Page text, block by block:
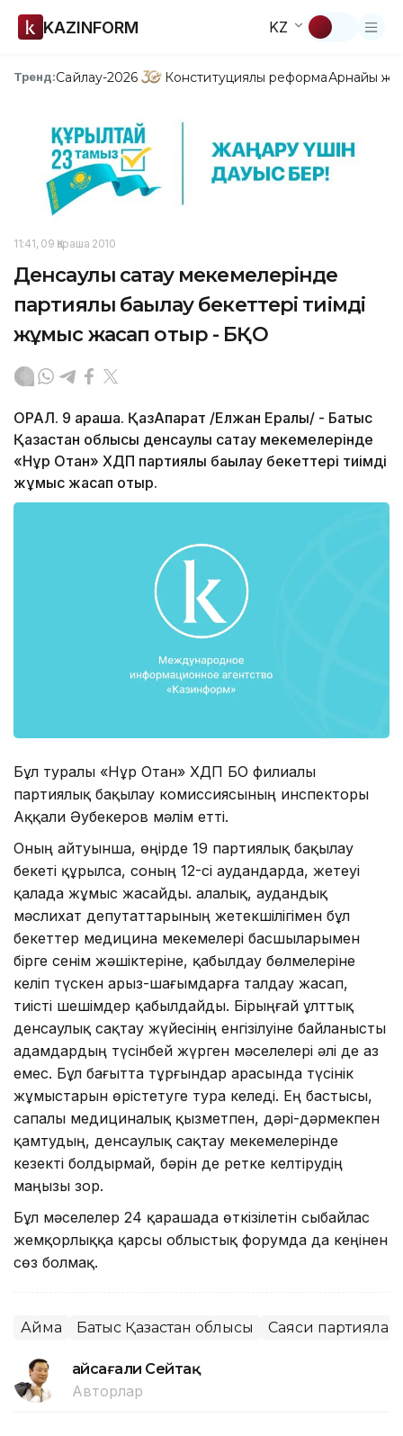
KAZINFORM KZ
Тренд:Сайлау-2026 Конституциялық реформаАрнайы
11:41, 09 Қараша 2010
Денсаулық сақтау мекемелерінде
партиялық бақылау бекеттері тиімді
жұмыс жасап отыр - БҚО
ОРАЛ. 9 қараша. ҚазАқпарат /Елжан Ералы/ - Батыс
Қазақстан облысы денсаулық сақтау мекемелерінде
«Нұр Отан» ХДП партиялық бақылау бекеттері тиімді
жұмыс жасап отыр.
Бұл туралы «Нұр Отан» ХДП БҚО филиалы
партиялық бақылау комиссиясының инспекторы
Аққали Әубекеров мәлім етті.
Оның айтуынша, өңірде 19 партиялық бақылау
бекеті құрылса, соның 12-сі аудандарда, жетеуі
қалада жұмыс жасайды. Қалалық, аудандық
мәслихат депутаттарының жетекшілігімен бұл
бекеттер медицина мекемелері басшыларымен
бірге сенім жәшіктеріне, қабылдау бөлмелеріне
келіп түскен арыз-шағымдарға талдау жасап,
тиісті шешімдер қабылдайды. Бірыңғай ұлттық
денсаулық сақтау жүйесінің енгізілуіне байланысты
адамдардың түсінбей жүрген мәселелері әлі де аз
емес. Бұл бағытта тұрғындар арасында түсінік
жұмыстарын өрістетуге тура келеді. Ең бастысы,
сапалы медициналық қызметпен, дәрі-дәрмекпен
қамтудың, денсаулық сақтау мекемелерінде
кезекті болдырмай, бәрін де ретке келтірудің
маңызы зор.
Бұл мәселелер 24 қарашада өткізілетін сыбайлас
жемқорлыққа қарсы облыстық форумда да кеңінен
сөз болмақ.
Аймақ Батыс Қазақстан облысы Саяси партиялар
Ғайсағали Сейтақ
Авторлар